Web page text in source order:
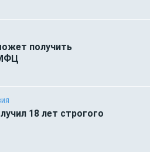
получить
18 лет строгого